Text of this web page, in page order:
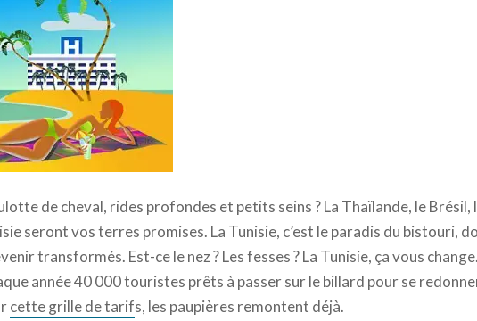
de cheval, rides profondes et petits seins ? La Thaïlande, le Brésil,
seront vos terres promises. La Tunisie, c’est le paradis du bistouri,
transformés. Est-ce le nez ? Les fesses ? La Tunisie, ça vous
année 40 000 touristes prêts à passer sur le billard pour se
cette grille de tarifs, les paupières remontent déjà.